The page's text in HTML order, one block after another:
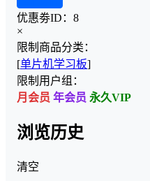
优惠劵ID： 8
×
限制商品分类：
[单片机学习板]
限制用户组：
月会员 年会员 永久VIP
浏览历史
清空